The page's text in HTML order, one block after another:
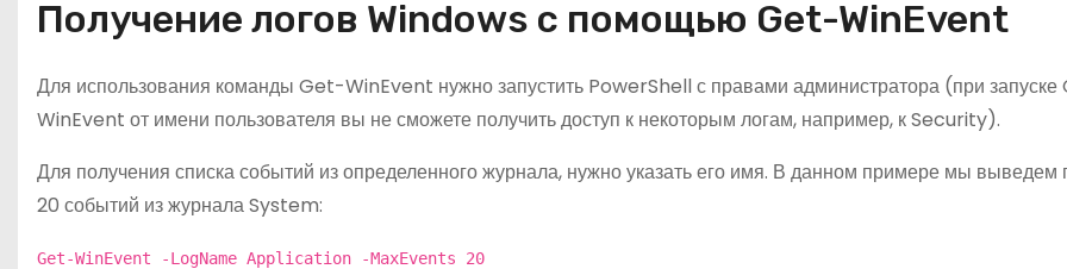
Получение логов Windows с помощью Get-WinEvent
Для использования команды Get-WinEvent нужно запустить PowerShell с правами администратора (при
WinEvent от имени пользователя вы не сможете получить доступ к некоторым логам, например, к Security).
Для получения списка событий из определенного журнала, нужно указать его имя. В данном примере мы выведем
20 событий из журнала System:
Get-WinEvent -LogName Application -MaxEvents 20